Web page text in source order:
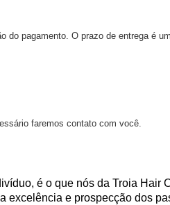
do pagamento. O prazo de entrega é
faremos contato com você.
é o que nós da Troia Hair
excelência e prospecção dos